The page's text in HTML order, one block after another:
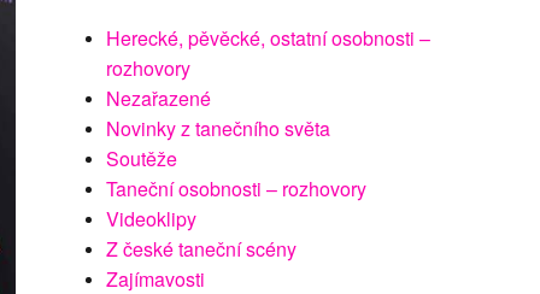
Herecké, pěvěcké, ostatní osobnosti –
rozhovory
Nezařazené
Novinky z tanečního světa
Soutěže
Taneční osobnosti – rozhovory
Videoklipy
Z české taneční scény
Zajímavosti